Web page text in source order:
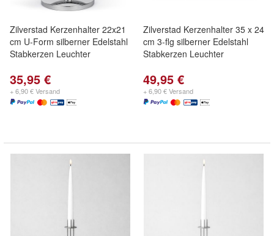
Zilverstad Kerzenhalter 22x21
cm U-Form silberner Edelstahl
Stabkerzen Leuchter
35,95 €
+ 6,90 € Versand
Zilverstad Kerzenhalter 35 x 24
cm 3-flg silberner Edelstahl
Stabkerzen Leuchter
49,95 €
+ 6,90 € Versand